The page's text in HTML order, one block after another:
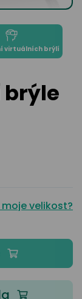
brýle
virtuálních brýlí
brýle
velikost?